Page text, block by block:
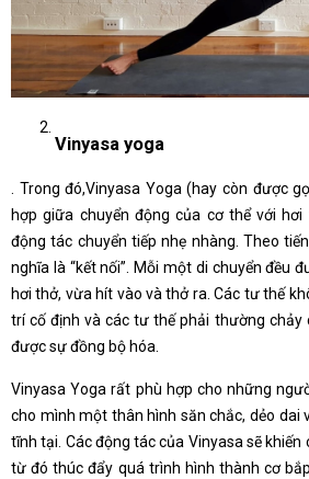
Vinyasa yoga
. Trong đó,Vinyasa Yoga (hay còn được
hợp giữa chuyển động của cơ thể với
động tác chuyển tiếp nhẹ nhàng. Theo
nghĩa là “kết nối”. Mỗi một di chuyển đều
hơi thở, vừa hít vào và thở ra. Các tư thế
trí cố định và các tư thế phải thường chảy
được sự đồng bộ hóa.
Vinyasa Yoga rất phù hợp cho những
cho mình một thân hình săn chắc, dẻo
tĩnh tại. Các động tác của Vinyasa sẽ
từ đó thúc đẩy quá trình hình thành cơ